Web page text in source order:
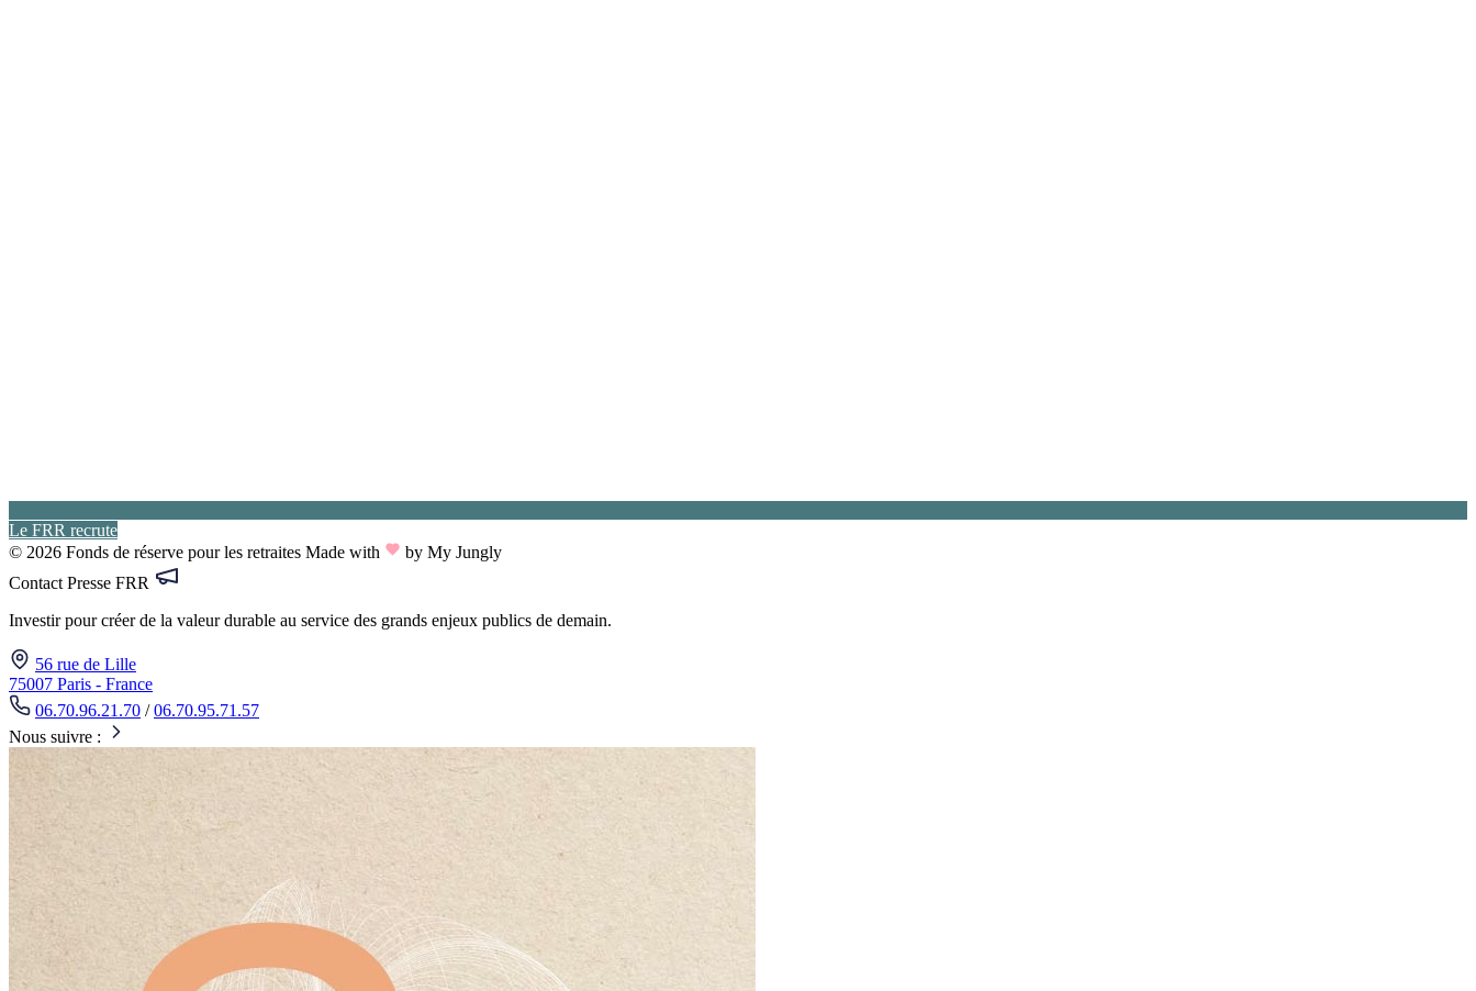
Le FRR recrute
© 2026 Fonds de réserve pour les retraites Made with
by My Jungly
Contact Presse FRR
Investir pour créer de la valeur durable au service des grands enjeux publics de demain.
56 rue de Lille
75007 Paris - France
06.70.96.21.70 /06.70.95.71.57
Nous suivre :